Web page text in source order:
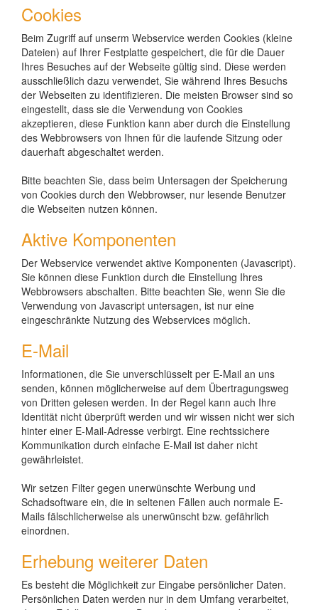
Cookies
Beim Zugriff auf unserm Webservice werden Cookies (kleine
Dateien) auf Ihrer Festplatte gespeichert, die für die Dauer
Ihres Besuches auf der Webseite gültig sind. Diese werden
ausschließlich dazu verwendet, Sie während Ihres Besuchs
der Webseiten zu identifizieren. Die meisten Browser sind so
eingestellt, dass sie die Verwendung von Cookies
akzeptieren, diese Funktion kann aber durch die Einstellung
des Webbrowsers von Ihnen für die laufende Sitzung oder
dauerhaft abgeschaltet werden.
Bitte beachten Sie, dass beim Untersagen der Speicherung
von Cookies durch den Webbrowser, nur lesende Benutzer
die Webseiten nutzen können.
Aktive Komponenten
Der Webservice verwendet aktive Komponenten (Javascript).
Sie können diese Funktion durch die Einstellung Ihres
Webbrowsers abschalten. Bitte beachten Sie, wenn Sie die
Verwendung von Javascript untersagen, ist nur eine
eingeschränkte Nutzung des Webservices möglich.
E-Mail
Informationen, die Sie unverschlüsselt per E-Mail an uns
senden, können möglicherweise auf dem Übertragungsweg
von Dritten gelesen werden. In der Regel kann auch Ihre
Identität nicht überprüft werden und wir wissen nicht wer sich
hinter einer E-Mail-Adresse verbirgt. Eine rechtssichere
Kommunikation durch einfache E-Mail ist daher nicht
gewährleistet.
Wir setzen Filter gegen unerwünschte Werbung und
Schadsoftware ein, die in seltenen Fällen auch normale E-
Mails fälschlicherweise als unerwünscht bzw. gefährlich
einordnen.
Erhebung weiterer Daten
Es besteht die Möglichkeit zur Eingabe persönlicher Daten.
Persönlichen Daten werden nur in dem Umfang verarbeitet,